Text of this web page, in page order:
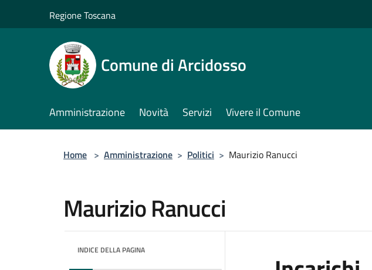
Regione Toscana
Comune di Arcidosso
Amministrazione Novità Servizi Vivere il Comune
Home > Amministrazione > Politici > Maurizio Ranucci
Maurizio Ranucci
INDICE DELLA PAGINA